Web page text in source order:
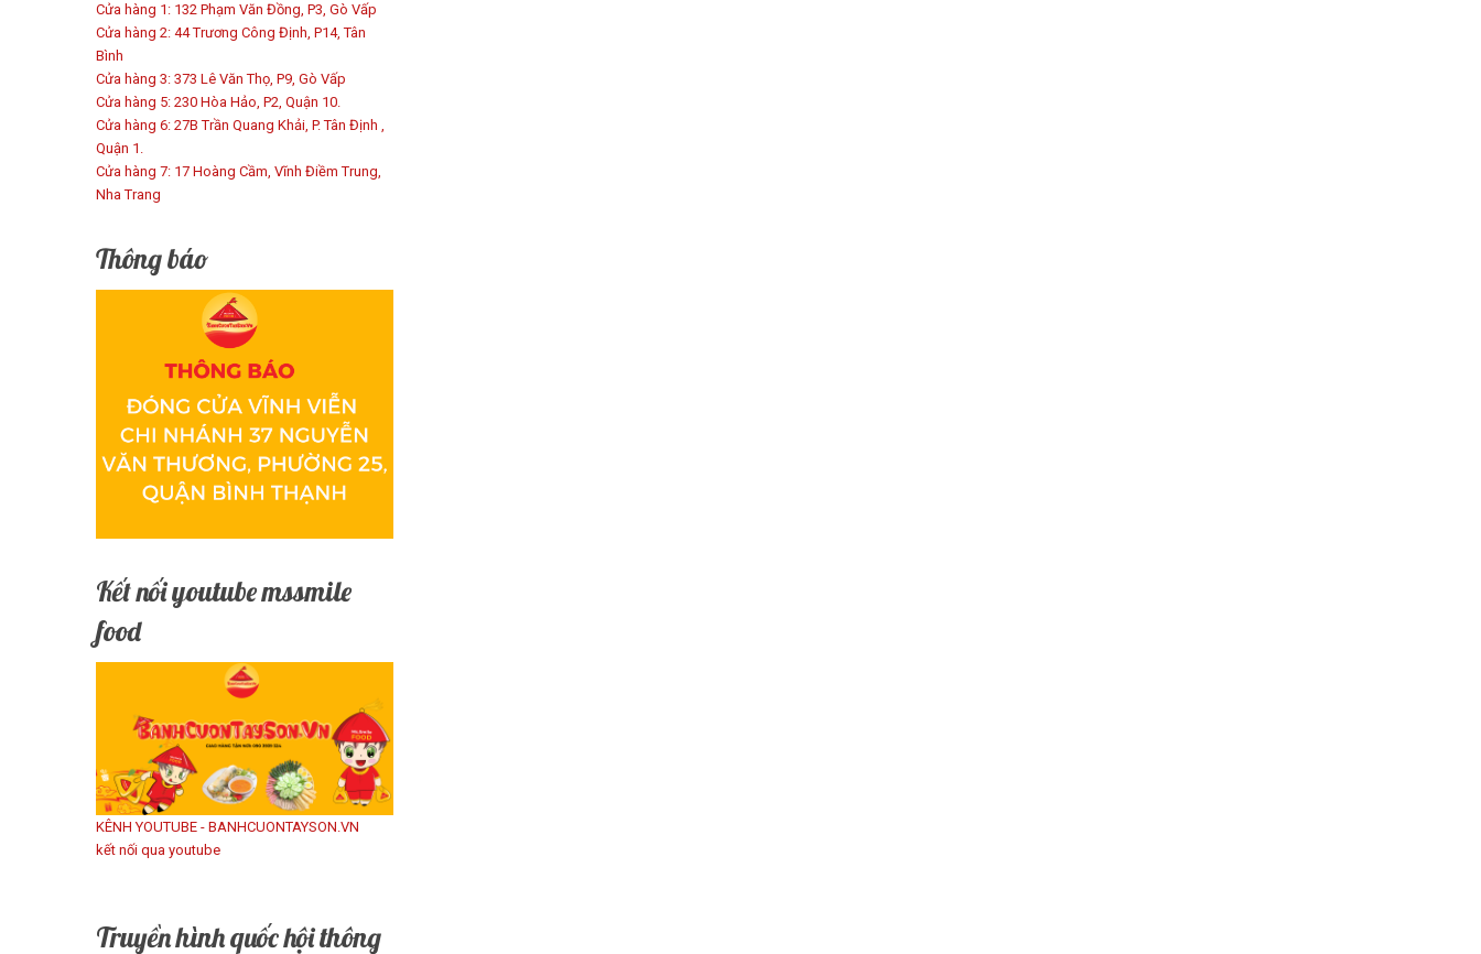
Cửa hàng 1: 132 Phạm Văn Đồng, P3, Gò Vấp
Cửa hàng 2: 44 Trương Công Định, P14, Tân
Bình
Cửa hàng 3: 373 Lê Văn Thọ, P9, Gò Vấp
Cửa hàng 5: 230 Hòa Hảo, P2, Quận 10.
Cửa hàng 6: 27B Trần Quang Khải, P. Tân Định ,
Quận 1.
Cửa hàng 7: 17 Hoàng Cầm, Vĩnh Điềm Trung,
Nha Trang
Thông báo
Kết nối youtube mssmile
food
KÊNH YOUTUBE - BANHCUONTAYSON.VN
kết nối qua youtube
Truyền hình quốc hội thông